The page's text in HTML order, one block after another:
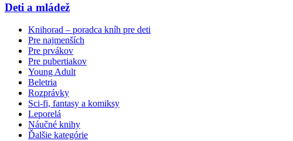
Deti a mládež
Knihorad – poradca kníh pre deti
Pre najmenších
Pre prvákov
Pre pubertiakov
Young Adult
Beletria
Rozprávky
Sci-fi, fantasy a komiksy
Leporelá
Náučné knihy
Ďalšie kategórie